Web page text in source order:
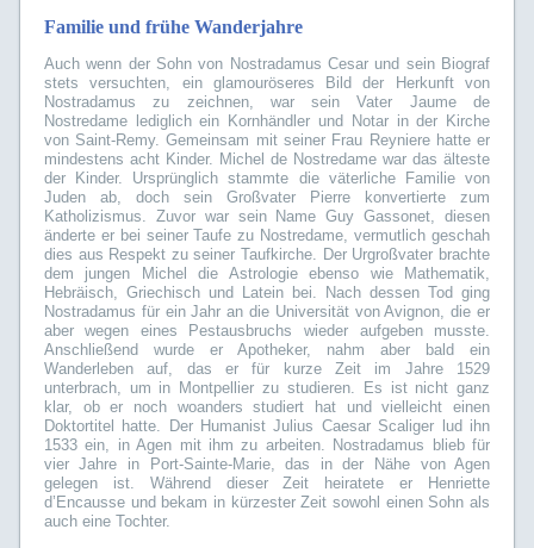
Familie und frühe Wanderjahre
Auch wenn der Sohn von Nostradamus Cesar und sein Biograf
stets versuchten, ein glamouröseres Bild der Herkunft von
Nostradamus zu zeichnen, war sein Vater Jaume de
Nostredame lediglich ein Kornhändler und Notar in der Kirche
von Saint-Remy. Gemeinsam mit seiner Frau Reyniere hatte er
mindestens acht Kinder. Michel de Nostredame war das älteste
der Kinder. Ursprünglich stammte die väterliche Familie von
Juden ab, doch sein Großvater Pierre konvertierte zum
Katholizismus. Zuvor war sein Name Guy Gassonet, diesen
änderte er bei seiner Taufe zu Nostredame, vermutlich geschah
dies aus Respekt zu seiner Taufkirche. Der Urgroßvater brachte
dem jungen Michel die Astrologie ebenso wie Mathematik,
Hebräisch, Griechisch und Latein bei. Nach dessen Tod ging
Nostradamus für ein Jahr an die Universität von Avignon, die er
aber wegen eines Pestausbruchs wieder aufgeben musste.
Anschließend wurde er Apotheker, nahm aber bald ein
Wanderleben auf, das er für kurze Zeit im Jahre 1529
unterbrach, um in Montpellier zu studieren. Es ist nicht ganz
klar, ob er noch woanders studiert hat und vielleicht einen
Doktortitel hatte. Der Humanist Julius Caesar Scaliger lud ihn
1533 ein, in Agen mit ihm zu arbeiten. Nostradamus blieb für
vier Jahre in Port-Sainte-Marie, das in der Nähe von Agen
gelegen ist. Während dieser Zeit heiratete er Henriette
d’Encausse und bekam in kürzester Zeit sowohl einen Sohn als
auch eine Tochter.